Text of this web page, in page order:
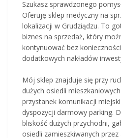
Szukasz sprawdzonego
Oferuję sklep medyczny na
lokalizacji w Grudziądzu. To
biznes na sprzedaż, który
kontynuować bez
dodatkowych nakładów
Mój sklep znajduje się przy
dużych osiedli
przystanek komunikacji
dyspozycji darmowy parking.
bliskość dużych przychodni,
osiedli zamieszkiwanych